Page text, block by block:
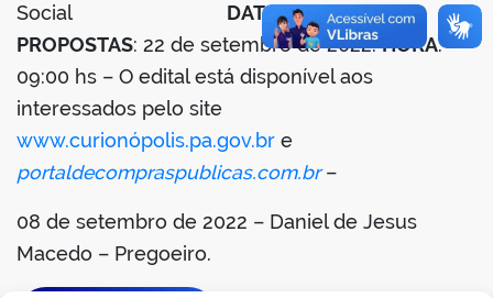
Social DATA RECEBIMENTO
PROPOSTAS: 22 de setembro de 2022.HORA:
09:00 hs – O edital está disponível aos
interessados pelo site
www.curionópolis.pa.gov.br e
portaldecompraspublicas.com.br–
08 de setembro de 2022 – Daniel de Jesus
Macedo – Pregoeiro.